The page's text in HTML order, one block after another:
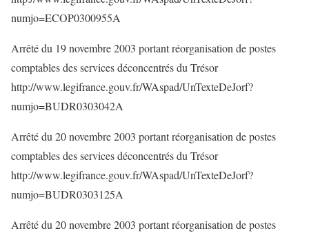
numjo=ECOP0300955A
Arrêté du 19 novembre 2003 portant réorganisation de postes
comptables des services déconcentrés du Trésor
http://www.legifrance.gouv.fr/WAspad/UnTexteDeJorf?
numjo=BUDR0303042A
Arrêté du 20 novembre 2003 portant réorganisation de postes
comptables des services déconcentrés du Trésor
http://www.legifrance.gouv.fr/WAspad/UnTexteDeJorf?
numjo=BUDR0303125A
Arrêté du 20 novembre 2003 portant réorganisation de postes